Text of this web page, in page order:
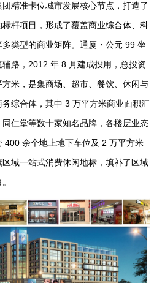
精准卡位城市发展核心节点，打造了
杆项目，形成了覆盖商业综合体、科
类型的商业矩阵。通厦・公元 99 坐
路，2012 年 8 月建成投用，总投资
米，是集商场、超市、餐饮、休闲与
综合体，其中 3 万平方米商业面积汇
仁堂等数十家知名品牌，各楼层业态
400 余个地上地下车位及 2 万平方米
域一站式消费休闲地标，填补了区域